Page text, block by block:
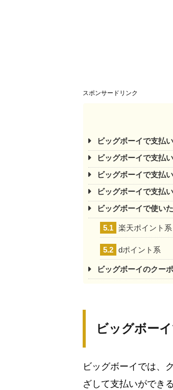
スポンサードリンク
ビッグボーイで支払
ビッグボーイで支払
ビッグボーイで支払
ビッグボーイで支払
ビッグボーイで使い
5.1 楽天ポイント系
5.2 dポイント系
ビッグボーイのクー
ビッグボー
ビッグボーイでは、
ざして支払いができ